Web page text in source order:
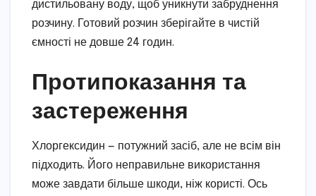
дистильовану воду, щоб уникнути забруднення
розчину. Готовий розчин зберігайте в чистій
ємності не довше 24 годин.
Протипоказання та
застереження
Хлоргексидин — потужний засіб, але не всім він
підходить. Його неправильне використання
може завдати більше шкоди, ніж користі. Ось